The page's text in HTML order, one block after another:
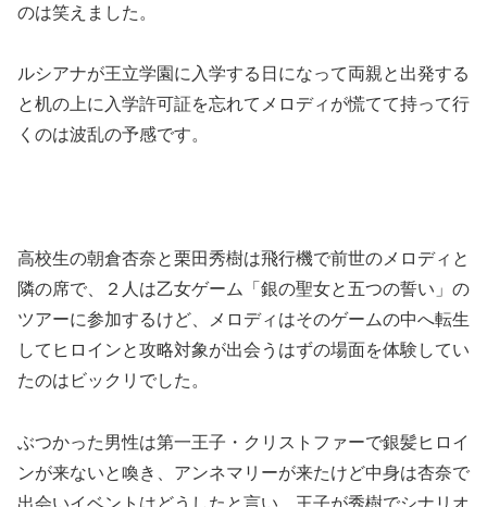
のは笑えました。
ルシアナが王立学園に入学する日になって両親と出発する
と机の上に入学許可証を忘れてメロディが慌てて持って行
くのは波乱の予感です。
高校生の朝倉杏奈と栗田秀樹は飛行機で前世のメロディと
隣の席で、２人は乙女ゲーム「銀の聖女と五つの誓い」の
ツアーに参加するけど、メロディはそのゲームの中へ転生
してヒロインと攻略対象が出会うはずの場面を体験してい
たのはビックリでした。
ぶつかった男性は第一王子・クリストファーで銀髪ヒロイ
ンが来ないと喚き、アンネマリーが来たけど中身は杏奈で
出会いイベントはどうしたと言い、王子が秀樹でシナリオ